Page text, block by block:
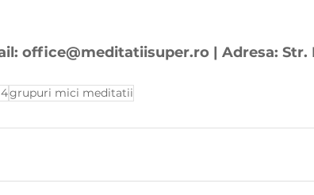
office@meditatiisuper.ro | Adresa: Str.
grupuri mici meditatii